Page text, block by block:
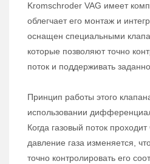
Kromschroder VAG имеет
облегчает его монтаж и
оснащен специальными
которые позволяют точно
поток и поддерживать
Принцип работы этого
использовании
Когда газовый поток проходит
давление газа изменяется,
точно контролировать его